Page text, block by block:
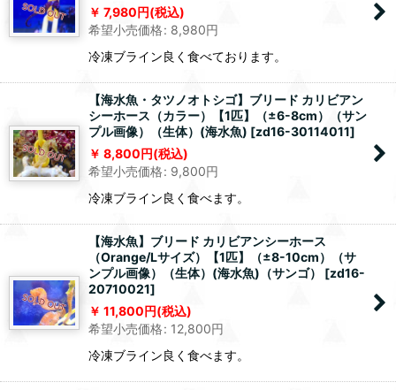
7,980円(税込)
希望小売価格: 8,980円
冷凍ブライン良く食べております。
【海水魚・タツノオトシゴ】ブリード カリビアン
シーホース（カラー）【1匹】（±6-8cm）（サン
プル画像）（生体）(海水魚) [zd16-30114011]
8,800円(税込)
希望小売価格: 9,800円
冷凍ブライン良く食べます。
【海水魚】ブリード カリビアンシーホース
（Orange/Lサイズ）【1匹】（±8-10cm）（サ
ンプル画像）（生体）(海水魚)（サンゴ）
[zd16-
20710021]
11,800円(税込)
希望小売価格: 12,800円
冷凍ブライン良く食べます。